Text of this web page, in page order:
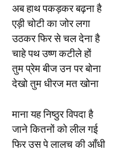
अब हाथ पकड़कर बढ़ना है
एड़ी चोटी का जोर लगा
उठकर फिर से चल देना है
चाहे पथ उष्ण कटीले हों
तुम प्रेम बीज उन पर बोना
देखो तुम धीरज मत खोना
माना यह निष्ठुर विपदा है
जाने कितनों को लील गई
फिर उस पे लालच की आँधी